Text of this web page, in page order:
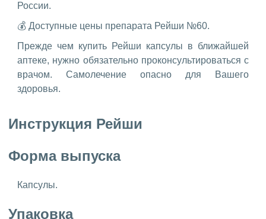
России.
💰 Доступные цены препарата Рейши №60.
Прежде чем купить Рейши капсулы в ближайшей
аптеке, нужно обязательно проконсультироваться с
врачом. Самолечение опасно для Вашего
здоровья.
Инструкция Рейши
Форма выпуска
Капсулы.
Упаковка